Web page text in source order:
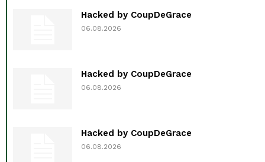
Hacked by CoupDeGrace
06.08.2026
Hacked by CoupDeGrace
06.08.2026
Hacked by CoupDeGrace
06.08.2026